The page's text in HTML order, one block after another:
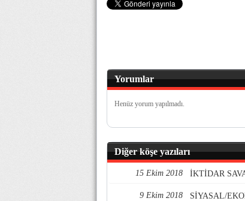
Yorumlar
Henüz yorum yapılmadı.
Diğer köşe yazıları
15 Ekim 2018 İKTİDAR
9 Ekim 2018 SİYASAL/